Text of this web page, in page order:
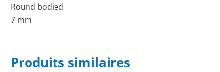
Round bodied
7 mm
Produits similaires